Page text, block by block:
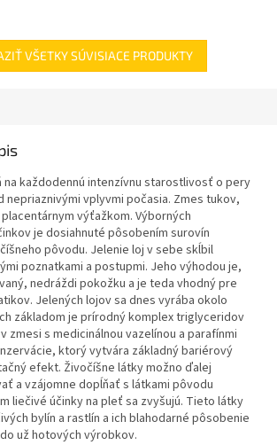
zložením obohateným o ba
VŠETKY SÚVISIACE PRODUKTY
na každodennú intenzívnu starostlivosť o pery
nepriaznivými vplyvmi počasia. Zmes tukov,
výťažkom. Výborných
je dosiahnuté pôsobením surovín
pôvodu. Jelenie loj v sebe skĺbil
poznatkami a postupmi. Jeho výhodou je,
nedráždi pokožku a je teda vhodný pre
Jelených lojov sa dnes vyrába okolo
základom je prírodný komplex triglyceridov
zmesi s medicinálnou vazelínou a parafínmi
ktorý vytvára základný bariérový
efekt. Živočíšne látky možno ďalej
a vzájomne dopĺňať s látkami pôvodu
liečivé účinky na pleť sa zvyšujú. Tieto látky
bylín a rastlín a ich blahodarné pôsobenie
už hotových výrobkov.